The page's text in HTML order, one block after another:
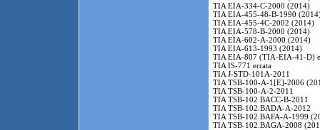
TIA EIA-334-C-2000 (2014)
TIA EIA-455-48-B-1990
TIA EIA-455-4C-2002 (2014)
TIA EIA-578-B-2000 (2014)
TIA EIA-602-A-2000 (2014)
TIA EIA-613-1993 (2014)
TIA EIA-807 (TIA-EIA-41-D)
TIA IS-771 errata
TIA J-STD-101A-2011
TIA TSB-100-A-1[E]-2006
TIA TSB-100-A-2-2011
TIA TSB-102.BACC-B-2011
TIA TSB-102.BADA-A-2012
TIA TSB-102.BAFA-A-1999
TIA TSB-102.BAGA-2008